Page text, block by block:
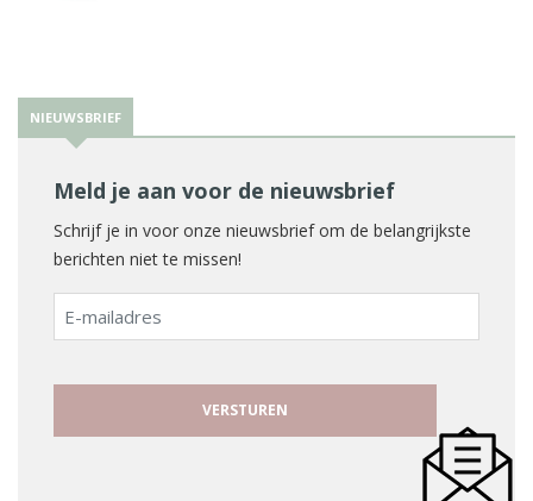
NIEUWSBRIEF
Meld je aan voor de nieuwsbrief
Schrijf je in voor onze nieuwsbrief om de belangrijkste
berichten niet te missen!
E-
mailadres